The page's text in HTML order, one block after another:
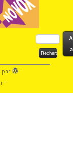
Rechercher :
par
·
·